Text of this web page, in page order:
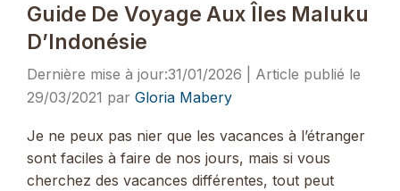
Guide De Voyage Aux Îles Maluku
D’Indonésie
31/01/2026
29/03/2021 par Gloria Mabery
Je ne peux pas nier que les vacances à l’étranger
sont faciles à faire de nos jours, mais si vous
cherchez des vacances différentes, tout peut